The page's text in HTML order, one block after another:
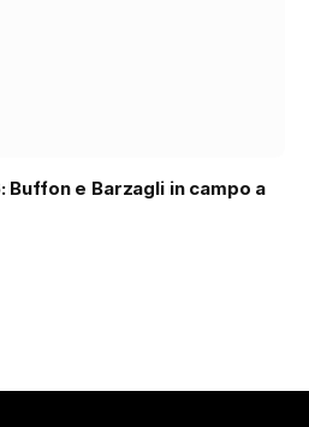
e Barzagli in campo a